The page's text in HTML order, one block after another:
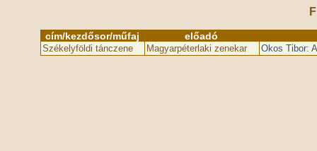
cím/kezdősor/műfaj előadó
Székelyföldi tánczene Magyarpéterlaki zenekar Okos Tibor: